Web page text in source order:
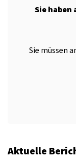
Sie
Sie müssen
Aktuelle